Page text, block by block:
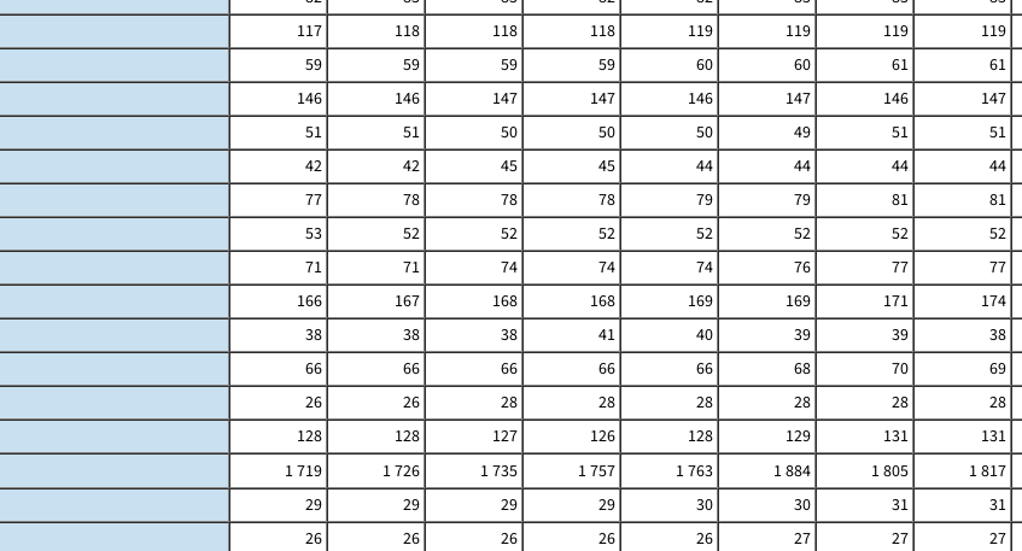
117 118 118 118 119 119 119
119
59 59 59 59 60 60 61
61
146 146 147 147 146 147 146
147
51 51 50 50 50 49 51
51
42 42 45 45 44 44 44
44
77 78 78 78 79 79 81
81
53 52 52 52 52 52 52
52
71 71 74 74 74 76 77
77
166 167 168 168 169 169 171
174
38 38 38 41 40 39 39
38
66 66 66 66 66 68 70
69
26 26 28 28 28 28 28
28
128 128 127 126 128 129 131
131
1 719 1 726 1 735 1 757 1 763 1 884 1 805
1 817
29 29 29 29 30 30 31
31
26 26 26 26 26 27 27
27